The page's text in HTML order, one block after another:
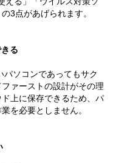
3点があげられます。
る
ソコンであってもサク
ァーストの設計がその理
上に保存できるため、パ
を必要としません。